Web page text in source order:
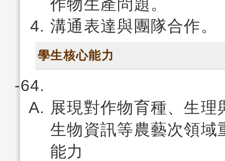
作物生產問題。
溝通表達與團隊合作。
學生核心能力
展現對作物育種、生
生物資訊等農藝次領域
能力